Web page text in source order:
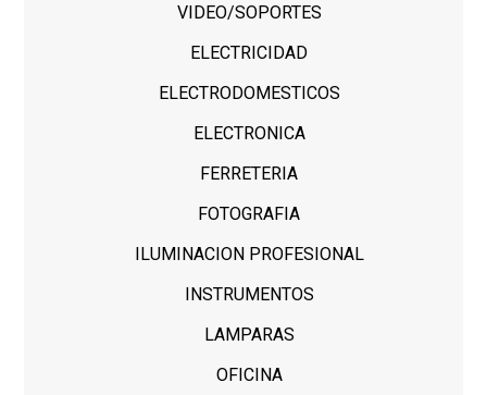
VIDEO/SOPORTES
ELECTRICIDAD
ELECTRODOMESTICOS
ELECTRONICA
FERRETERIA
FOTOGRAFIA
ILUMINACION PROFESIONAL
INSTRUMENTOS
LAMPARAS
OFICINA